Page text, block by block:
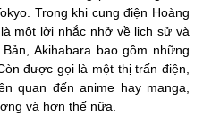
Trong khi cung điện Hoàng
một lời nhắc nhở về lịch sử và
Akihabara bao gồm những
được gọi là một thị trấn điện,
quan đến anime hay manga,
và hơn thế nữa.